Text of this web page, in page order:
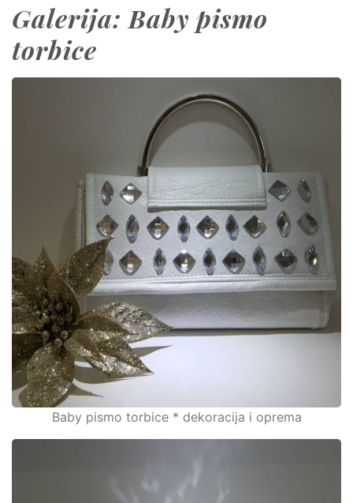
Galerija: Baby pismo
torbice
Baby pismo torbice * dekoracija i oprema